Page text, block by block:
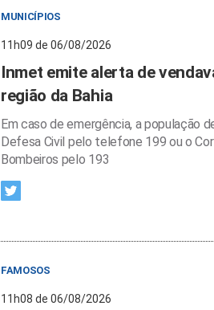
MUNICÍPIOS
11h09 de 06/08/2026
Inmet emite alerta de
região da Bahia
Em caso de emergência, a população
Defesa Civil pelo telefone 199 ou o
Bombeiros pelo 193
FAMOSOS
11h08 de 06/08/2026